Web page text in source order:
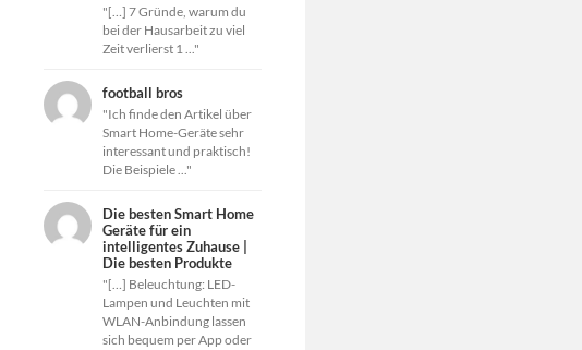
"[…] 7 Gründe, warum du
bei der Hausarbeit zu viel
Zeit verlierst 1 ..."
football bros
"Ich finde den Artikel über
Smart Home-Geräte sehr
interessant und praktisch!
Die Beispiele ..."
Die besten Smart Home
Geräte für ein
intelligentes Zuhause |
Die besten Produkte
"[…] Beleuchtung: LED-
Lampen und Leuchten mit
WLAN-Anbindung lassen
sich bequem per App oder